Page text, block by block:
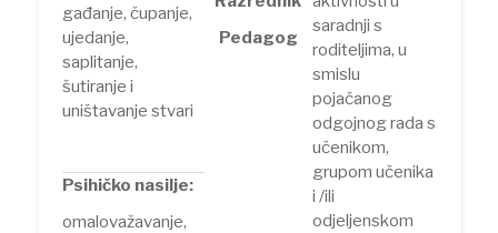
gađanje, čupanje,
ujedanje,
saplitanje,
šutiranje i
uništavanje stvari
Pedagog
saradnji s
roditeljima, u
smislu
pojačanog
odgojnog rada s
učenikom,
grupom učenika
i /ili
odjeljenskom
Psihičko nasilje:
omalovažavanje,